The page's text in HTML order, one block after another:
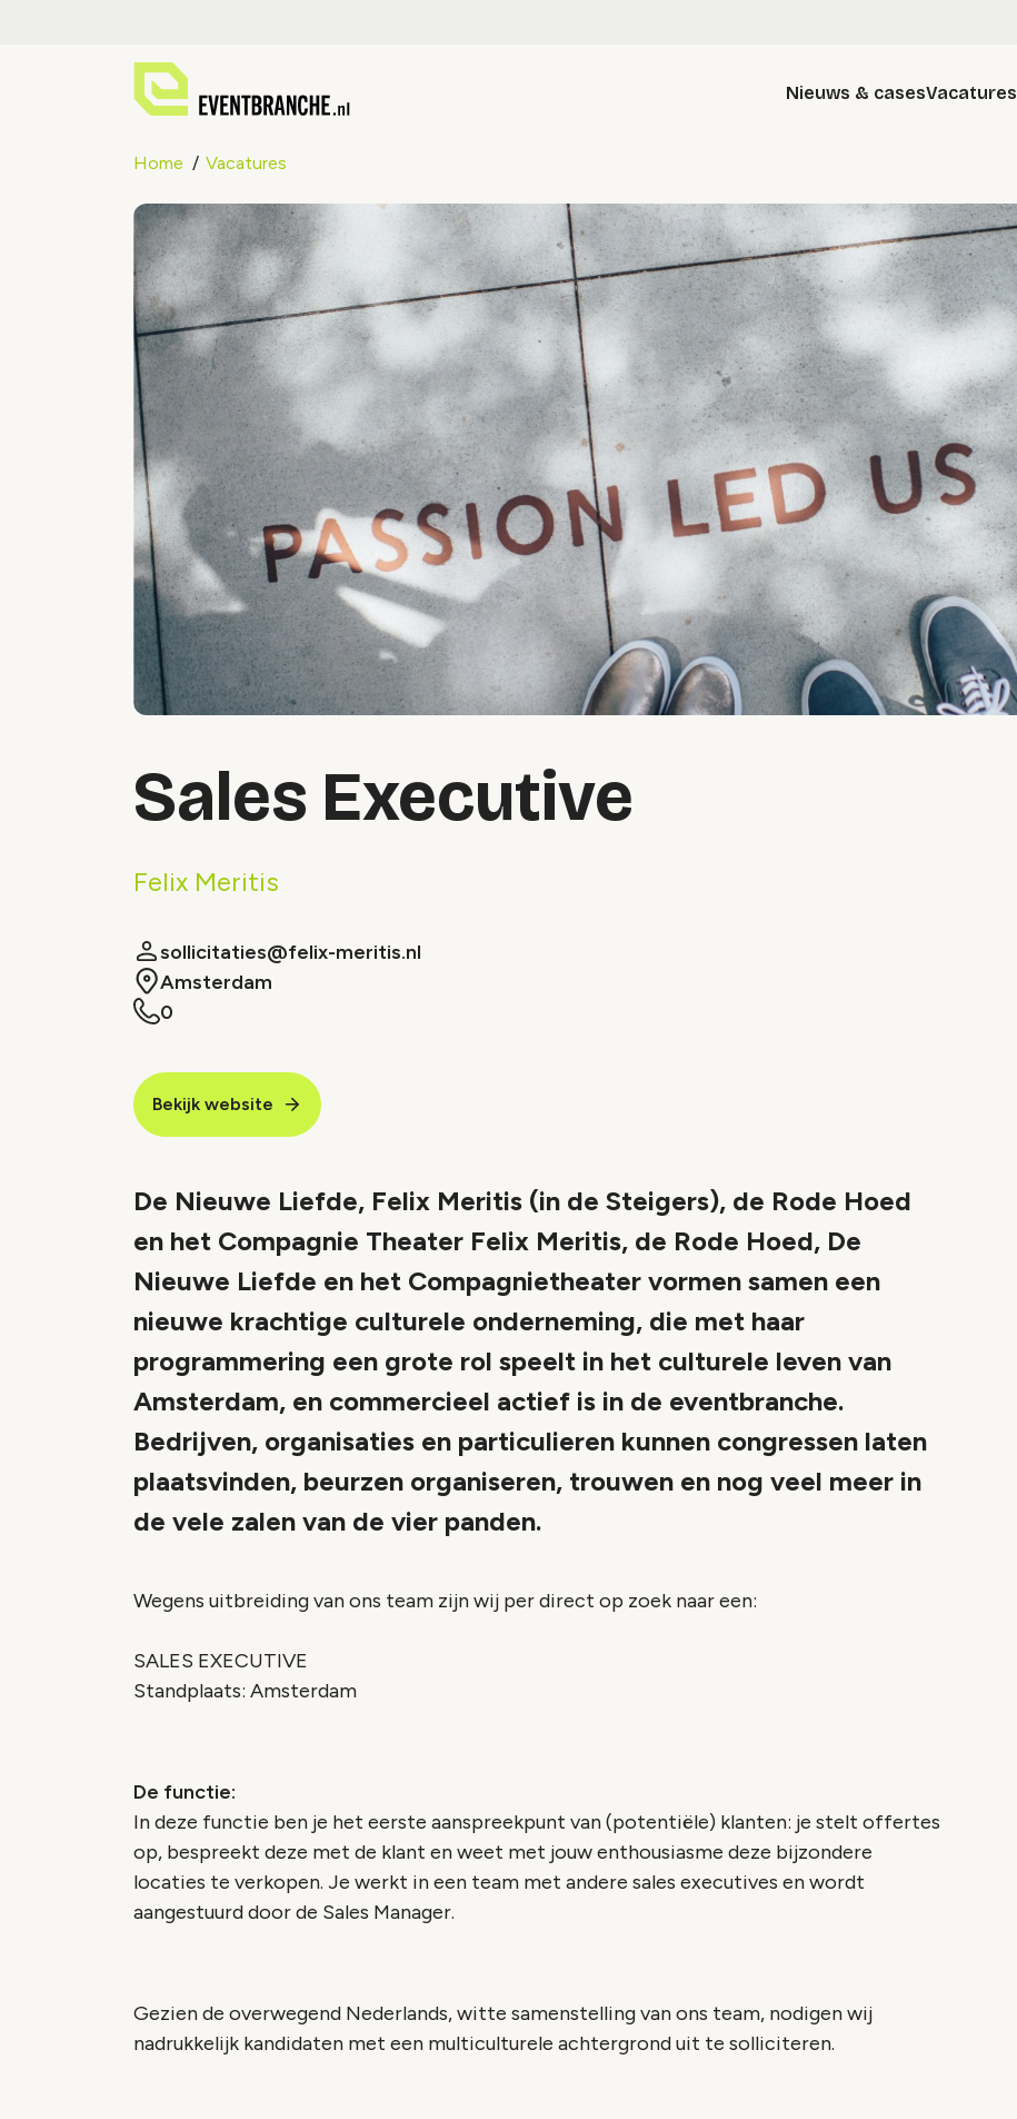
Nieuws & casesVacatures
Home Vacatures
Sales Executive
Felix Meritis
sollicitaties@felix-meritis.nl
Amsterdam
0
Bekijk website
De Nieuwe Liefde, Felix Meritis (in de Steigers), de Rode Hoed
en het Compagnie Theater Felix Meritis, de Rode Hoed, De
Nieuwe Liefde en het Compagnietheater vormen samen een
nieuwe krachtige culturele onderneming, die met haar
programmering een grote rol speelt in het culturele leven van
Amsterdam, en commercieel actief is in de eventbranche.
Bedrijven, organisaties en particulieren kunnen congressen laten
plaatsvinden, beurzen organiseren, trouwen en nog veel meer in
de vele zalen van de vier panden.
Wegens uitbreiding van ons team zijn wij per direct op zoek naar een:
SALES EXECUTIVE
Standplaats: Amsterdam
De functie:
In deze functie ben je het eerste aanspreekpunt van (potentiële) klanten: je stelt offertes
op, bespreekt deze met de klant en weet met jouw enthousiasme deze bijzondere
locaties te verkopen. Je werkt in een team met andere sales executives en wordt
aangestuurd door de Sales Manager.
Gezien de overwegend Nederlands, witte samenstelling van ons team, nodigen wij
nadrukkelijk kandidaten met een multiculturele achtergrond uit te solliciteren.